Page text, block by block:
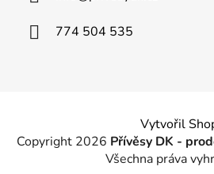
774 504 535
Vytvořil
Copyright 2026 Přívěsy DK -
Všechna práva